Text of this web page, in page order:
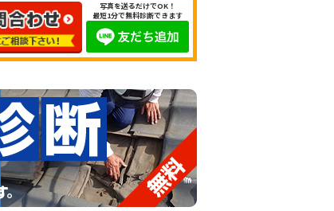
写真を送るだけでOK！
最短1分で無料診断できます